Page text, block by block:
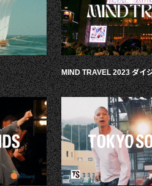
MIND TRAVEL 2023 ダイ